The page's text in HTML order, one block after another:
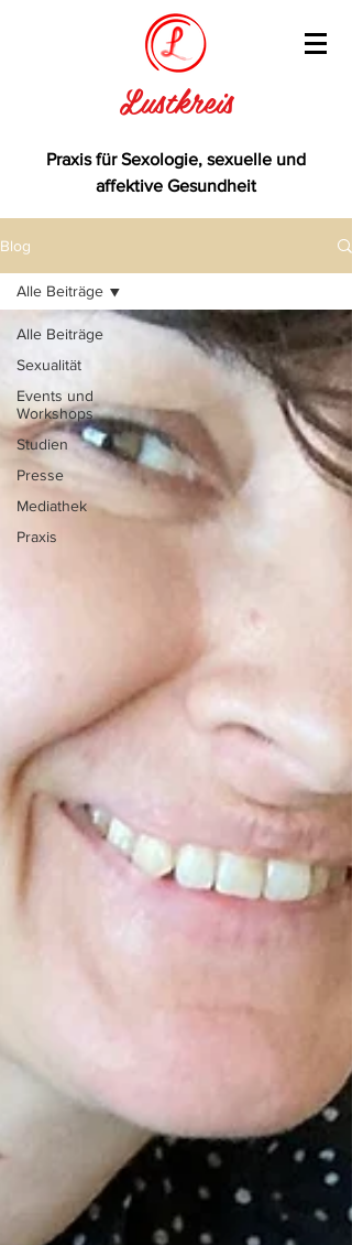
Lustkreis
Praxis für Sexologie, sexuelle und
affektive Gesundheit
Blog
Alle Beiträge
Sexualität
Events und
Workshops
Studien
Presse
Mediathek
Praxis
Alle Beiträge